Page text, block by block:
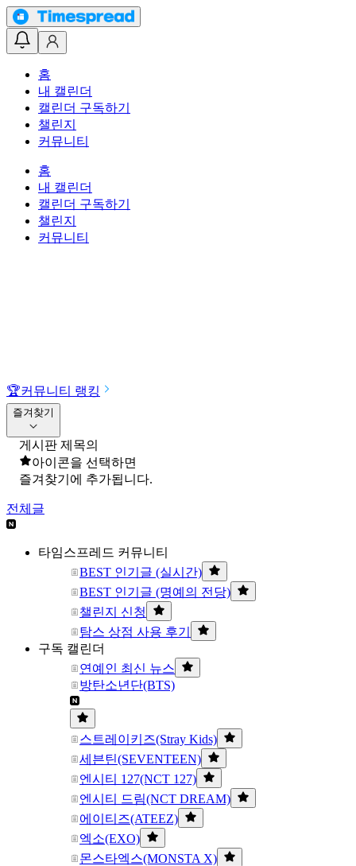
홈
내 캘린더
캘린더 구독하기
챌린지
커뮤니티
홈
내 캘린더
캘린더 구독하기
챌린지
커뮤니티
🏆커뮤니티 랭킹
즐겨찾기
게시판 제목의
아이콘을 선택하면
즐겨찾기에 추가됩니다.
전체글
타임스프레드 커뮤니티
BEST 인기글 (실시간)
BEST 인기글 (명예의 전당)
챌린지 신청
탐스 상점 사용 후기
구독 캘린더
연예인 최신 뉴스
방탄소년단(BTS)
스트레이키즈(Stray Kids)
세븐틴(SEVENTEEN)
엔시티 127(NCT 127)
엔시티 드림(NCT DREAM)
에이티즈(ATEEZ)
엑소(EXO)
몬스타엑스(MONSTA X)